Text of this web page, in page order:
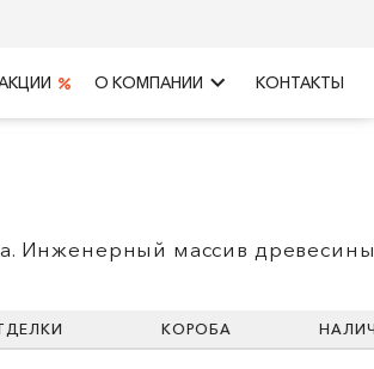
О КОМПАНИИ keyboard_arrow_right КОНТАКТЫ
Инженерный массив
КОРОБА